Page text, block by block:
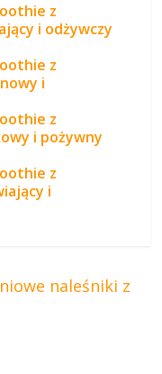
z
i odżywczy
z
i
z
i pożywny
z
i
naleśniki z